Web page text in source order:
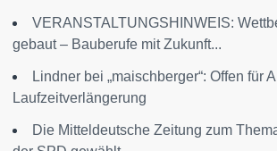
VERANSTALTUNGSHINWEIS:
gebaut – Bauberufe mit Zukunft...
Lindner bei „maischberger“: Offen für
Laufzeitverlängerung
Die Mitteldeutsche Zeitung zum